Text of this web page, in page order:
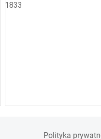
1833
Polityka